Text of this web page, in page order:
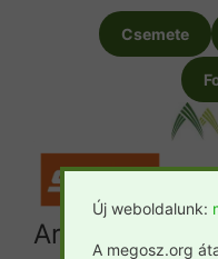
Csemete
Archívum
Új weboldalunk:
A megosz.org